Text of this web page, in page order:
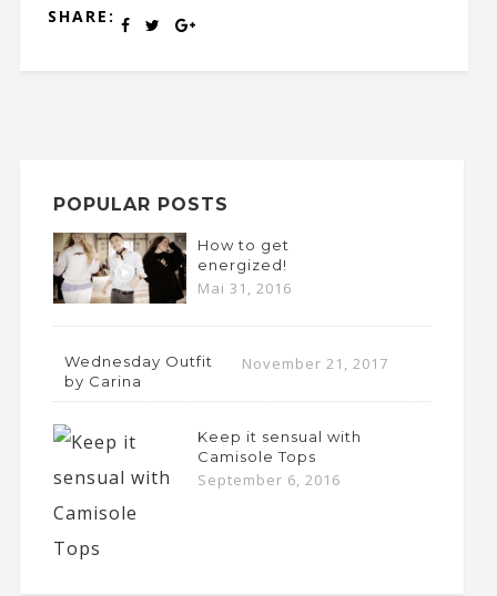
SHARE:
POPULAR POSTS
How to get
energized!
Mai 31, 2016
Wednesday Outfit
by Carina
November 21, 2017
Keep it sensual with
Camisole Tops
September 6, 2016